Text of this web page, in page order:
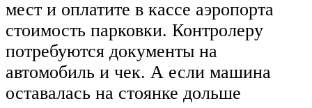
мест и оплатите в кассе аэропорта
стоимость парковки. Контролеру
потребуются документы на
автомобиль и чек. А если машина
оставалась на стоянке дольше